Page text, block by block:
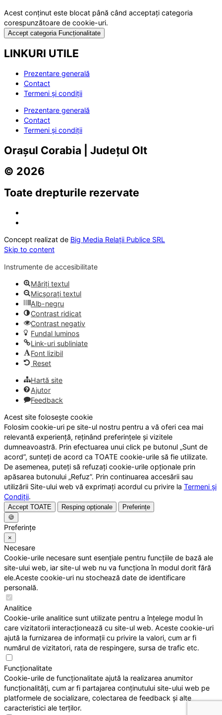
Acest conținut este blocat până când acceptați categoria
corespunzătoare de cookie-uri.
Accept categoria Funcționalitate
LINKURI UTILE
Prezentare generală
Contact
Termeni și condiții
Prezentare generală
Contact
Termeni și condiții
Orașul Corabia | Județul Olt
© 2026
Toate drepturile rezervate
Concept realizat de Big Media Relații Publice SRL
Skip to content
Instrumente de accesibilitate
Măriți textul
Micșorați textul
Alb-negru
Contrast ridicat
Contrast negativ
Fundal luminos
Link-uri subliniate
Font lizibil
Reset
Hartă site
Ajutor
Feedback
Acest site folosește cookie
Folosim cookie-uri pe site-ul nostru pentru a vă oferi cea mai
relevantă experiență, reținând preferințele și vizitele
dumneavoastră. Prin efectuarea unui click pe butonul „Sunt de
acord”, sunteți de acord ca TOATE cookie-urile să fie utilizate.
De asemenea, puteți să refuzați cookie-urile opționale prin
apăsarea butonului „Refuz”. Prin continuarea accesării sau
utilizării Site-ului web vă exprimați acordul cu privire la Termeni și
Condiții.
Accept TOATE Resping opționale
Preferințe
🍪
Preferințe
×
Necesare
Cookie-urile necesare sunt esențiale pentru funcțiile de bază ale
site-ului web, iar site-ul web nu va funcționa în modul dorit fără
ele.Aceste cookie-uri nu stochează date de identificare
personală.
Analitice
Cookie-urile analitice sunt utilizate pentru a înțelege modul în
care vizitatorii interacționează cu site-ul web. Aceste cookie-uri
ajută la furnizarea de informații cu privire la valori, cum ar fi
numărul de vizitatori, rata de respingere, sursa de trafic etc.
Funcționalitate
Cookie-urile de funcționalitate ajută la realizarea anumitor
funcționalități, cum ar fi partajarea conținutului site-ului web pe
platformele de socializare, colectarea de feedback și alte
caracteristici ale terților.